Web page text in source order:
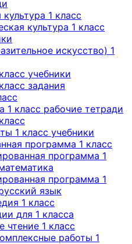
1 класс
культура 1 класс
искусство) 1
учебники
задания
1 класс рабочие тетради
1 класс учебники
программа 1 класс
программа 1
программа 1
язык
1 класс
для 1 класса
чтение 1 класс
работы 1